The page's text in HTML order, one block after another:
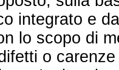
integrato e
lo scopo di
o